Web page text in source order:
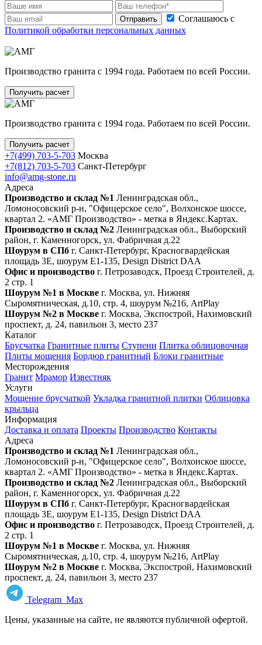
Отправить
Соглашаюсь с
Политикой обработки персональных данных
Производство гранита с 1994 года. Работаем по всей России.
Получить расчет
Производство гранита с 1994 года. Работаем по всей России.
Получить расчет
+7(499) 703-5-703 Москва
+7(812) 703-5-703 Санкт-Петербург
info@amg-stone.ru
Адреса
Производство и склад №1 Ленинградская обл.,
Ломоносовский р-н, "Офицерское село", Волхонское шоссе,
квартал 2. «АМГ Производство» - метка в Яндекс.Картах.
Производство и склад №2 Ленинградская обл., Выборский
район, г. Каменногорск, ул. Фабричная д.22
Шоурум в СПб г. Санкт‑Петербург, Красногвардейская
площадь 3Е, шоурум Е1-135, Design District DAA
Офис и производство г. Петрозаводск, Проезд Строителей, д.
2 стр. 1
Шоурум №1 в Москве г. Москва, ул. Нижняя
Сыромятническая, д.10, стр. 4, шоурум №216, ArtPlay
Шоурум №2 в Москве г. Москва, Экспострой, Нахимовский
проспект, д. 24, павильон 3, место 237
Каталог
Брусчатка Гранитные плиты Ступени Плитка облицовочная
Плиты мощения Бордюр гранитный Блоки гранитные
Месторождения
Гранит Мрамор Известняк
Услуги
Мощение брусчаткой Укладка гранитной плитки Облицовка
крыльца
Информация
Доставка и оплата Проекты Производство Контакты
Адреса
Производство и склад №1 Ленинградская обл.,
Ломоносовский р-н, "Офицерское село", Волхонское шоссе,
квартал 2. «АМГ Производство» - метка в Яндекс.Картах.
Производство и склад №2 Ленинградская обл., Выборский
район, г. Каменногорск, ул. Фабричная д.22
Шоурум в СПб г. Санкт‑Петербург, Красногвардейская
площадь 3Е, шоурум Е1-135, Design District DAA
Офис и производство г. Петрозаводск, Проезд Строителей, д.
2 стр. 1
Шоурум №1 в Москве г. Москва, ул. Нижняя
Сыромятническая, д.10, стр. 4, шоурум №216, ArtPlay
Шоурум №2 в Москве г. Москва, Экспострой, Нахимовский
проспект, д. 24, павильон 3, место 237
Telegram Max
Цены, указанные на сайте, не являются публичной офертой.